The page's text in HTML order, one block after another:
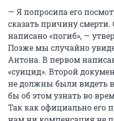
— Я попросила его
сказать причину
написано «погиб», —
Позже мы случайно
Антона. В первом
«суицид». Второй
не должны были видеть
бы об этом узнать во
Так как официально его